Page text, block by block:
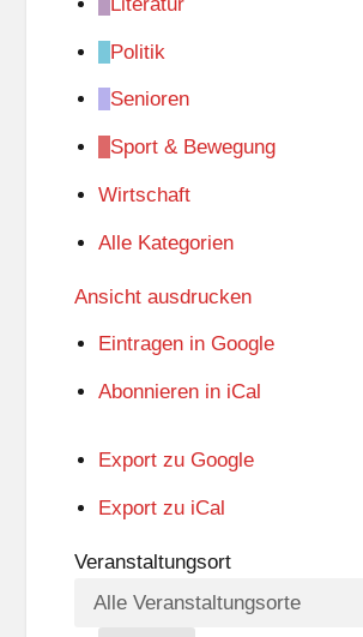
Politik
Senioren
Sport & Bewegung
Wirtschaft
Alle Kategorien
Ansicht ausdrucken
Eintragen in Google
Abonnieren in iCal
Export zu Google
Export zu iCal
Veranstaltungsort